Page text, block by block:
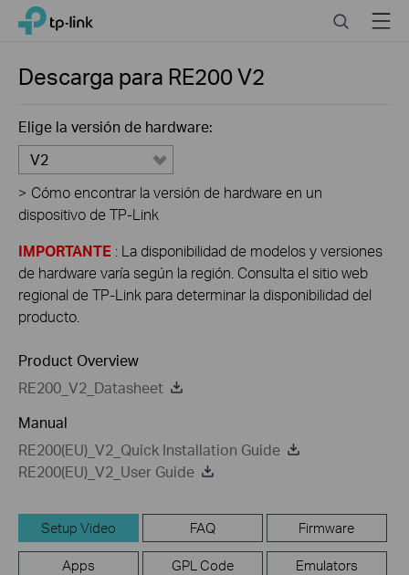
Click
navigation
TP-Link, Reliably Smart SearchMenu
Descarga para RE200V2
Elige la versión de hardware:
V2
> Cómo encontrar la versión de hardware en un
dispositivo de TP-Link
IMPORTANTE : La disponibilidad de modelos y versiones
de hardware varía según la región. Consulta el sitio web
regional de TP-Link para determinar la disponibilidad del
producto.
Product Overview
RE200_V2_Datasheet
Manual
RE200(EU)_V2_Quick Installation Guide
RE200(EU)_V2_User Guide
Setup Video FAQ Firmware
Apps GPL Code Emulators